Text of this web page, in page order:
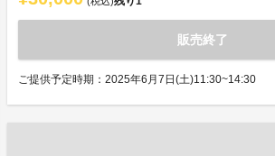
販売終了
ご提供予定時期：2025年6月7日(土)11:30~14:30